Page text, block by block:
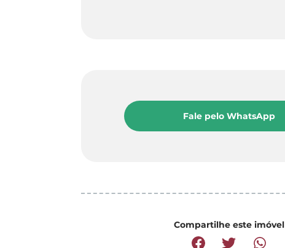
Fale pelo WhatsApp
Compartilhe este imóvel